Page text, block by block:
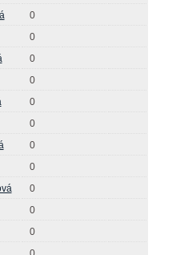
0
0
0
0
0
0
0
0
0
0
0